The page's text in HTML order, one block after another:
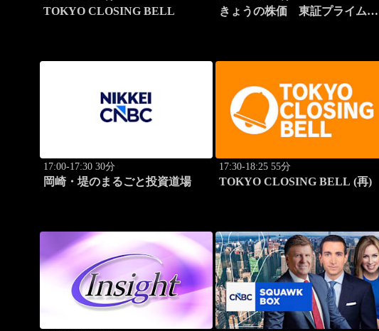
TOKYO CLOSING BELL
きょうの株価 東証プライム 2
17:00-17:30 30分
岡崎・堤のまるごと投資道場
17:30-18:25 55分
TOKYO CLOSING BELL (再)